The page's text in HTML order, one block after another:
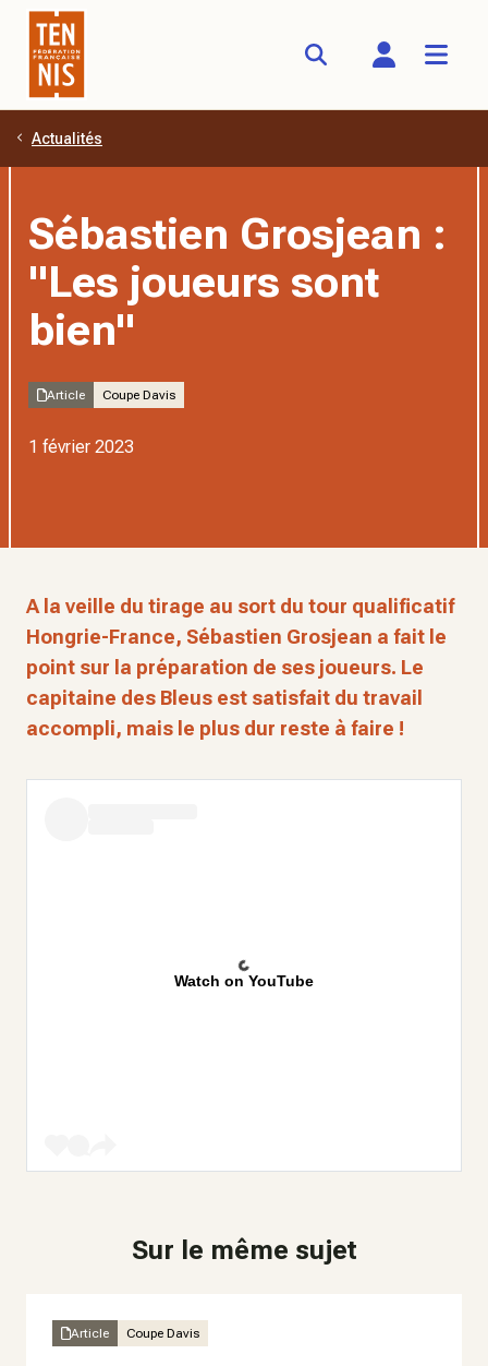
Aller au contenu principal
Actualités
Sébastien Grosjean :
"Les joueurs sont
bien"
Article Coupe Davis
1 février 2023
A la veille du tirage au sort du tour qualificatif
Hongrie-France, Sébastien Grosjean a fait le
point sur la préparation de ses joueurs. Le
capitaine des Bleus est satisfait du travail
accompli, mais le plus dur reste à faire !
Watch on YouTube
Sur le même sujet
Article Coupe Davis